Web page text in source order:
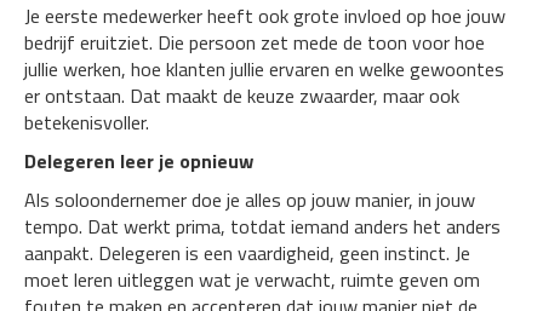
Je eerste medewerker heeft ook grote invloed op hoe jouw
bedrijf eruitziet. Die persoon zet mede de toon voor hoe
jullie werken, hoe klanten jullie ervaren en welke gewoontes
er ontstaan. Dat maakt de keuze zwaarder, maar ook
betekenisvoller.
Delegeren leer je opnieuw
Als soloondernemer doe je alles op jouw manier, in jouw
tempo. Dat werkt prima, totdat iemand anders het anders
aanpakt. Delegeren is een vaardigheid, geen instinct. Je
moet leren uitleggen wat je verwacht, ruimte geven om